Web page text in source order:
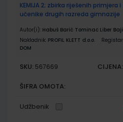
KEMIJA 2; zbirka riješenih
učenike drugih razreda gimnazije
Autor(i): Habuš Barić Tominac Liber
Nakladnik: PROFIL KLETT d.o.o.
DOM
SKU: 567669 CIJENA:
ŠIFRA OMOTA:
Udžbenik